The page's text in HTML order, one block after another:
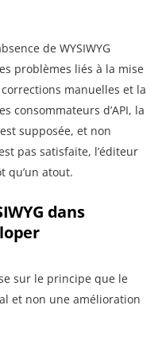
de WYSIWYG
problèmes liés à la mise
manuelles et la
consommateurs d’API, la
supposée, et non
pas satisfaite, l’éditeur
qu’un atout.
dans
sur le principe que le
et non une amélioration